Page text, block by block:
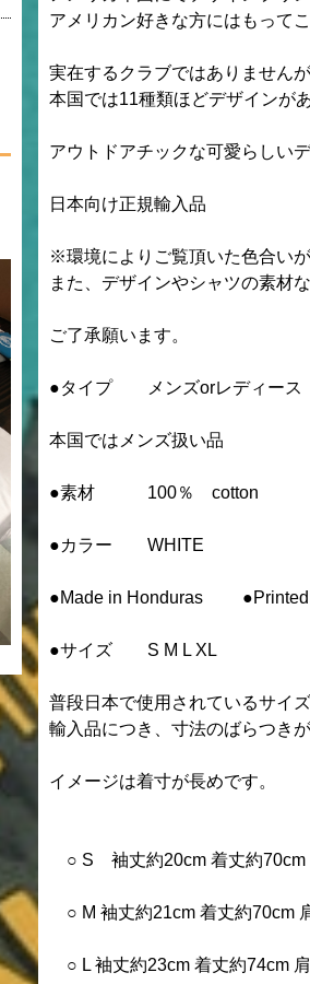
アメリカン好きな方にはもって
実在するクラブではありません
本国では11種類ほどデザインが
アウトドアチックな可愛らしい
日本向け正規輸入品
※環境によりご覧頂いた色合い
また、デザインやシャツの素材
ご了承願います。
●タイプ メンズorレディース
本国ではメンズ扱い品
●素材 100％ cotton
●カラー WHITE
●Made in Honduras ●Printed
●サイズ S M L XL
普段日本で使用されているサイ
輸入品につき、寸法のばらつき
イメージは着寸が長めです。
○ S 袖丈約20cm 着丈約70cm
○ M 袖丈約21cm 着丈約70cm
○ L 袖丈約23cm 着丈約74cm